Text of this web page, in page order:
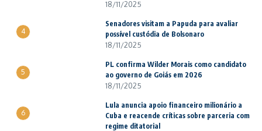
18/11/2025
4
Senadores visitam a Papuda para avaliar
possível custódia de Bolsonaro
18/11/2025
5
PL confirma Wilder Morais como candidato
ao governo de Goiás em 2026
18/11/2025
6
Lula anuncia apoio financeiro milionário a
Cuba e reacende críticas sobre parceria com
regime ditatorial